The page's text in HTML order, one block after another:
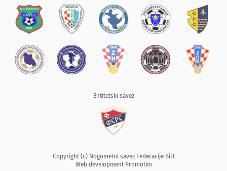
Entitetski savez
Copyright (c) Nogometni savez Federacije BiH
Web development Promotim